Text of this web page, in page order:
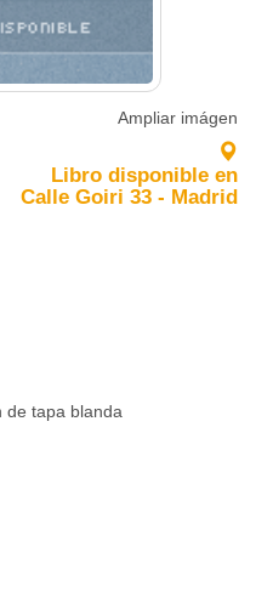
Ampliar imágen
Libro disponible en
Calle Goiri 33 - Madrid
de tapa blanda